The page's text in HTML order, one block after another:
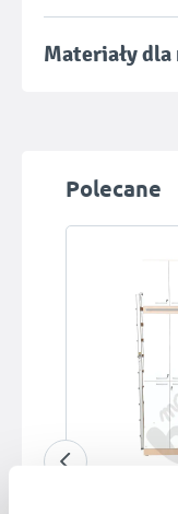
Materiały
Pomiń galerię
Polecane